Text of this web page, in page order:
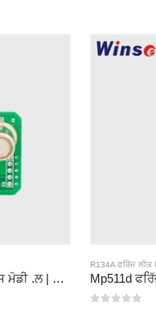
ZP201 ਫਰਵਰੀਵਾਂਟ ਗੈਸ ਦੀ ਖੋਜ ਮੋਡੀ .ਲ | ਉੱਚ ਸੰਵੇਦਨਸ਼ੀਲਤਾ R32 ਲੀਕ ਸੈਂਸਰ
R134A ਫਰਿੱਜ ਲੀਕ